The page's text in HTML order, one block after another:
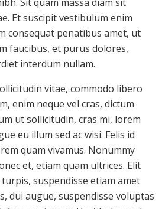
Et suscipit vestibulum enim
consequat penatibus amet, ut
faucibus, et purus dolores,
interdum nullam.
vitae, commodo libero
enim neque vel cras, dictum
ut sollicitudin, cras mi, lorem
eu illum sed ac wisi. Felis id
quam vivamus. Nonummy
et, etiam quam ultrices. Elit
suspendisse etiam amet
dui augue, suspendisse voluptas